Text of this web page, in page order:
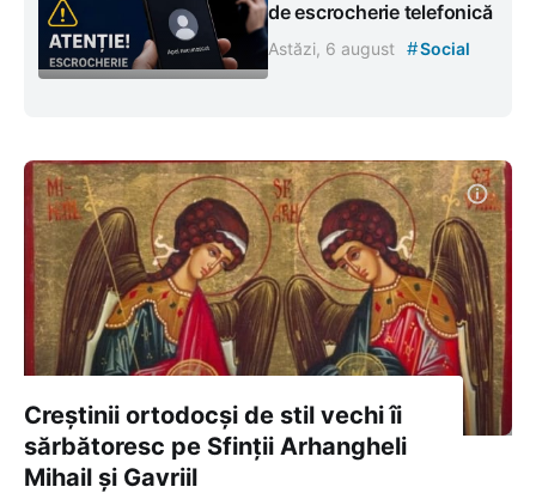
de escrocherie telefonică
Astăzi, 6 august #Social
Creștinii ortodocși de stil vechi îi
sărbătoresc pe Sfinții Arhangheli
Mihail și Gavriil